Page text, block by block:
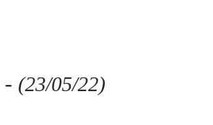
- (23/05/22)